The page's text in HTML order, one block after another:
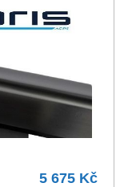
5 675 Kč